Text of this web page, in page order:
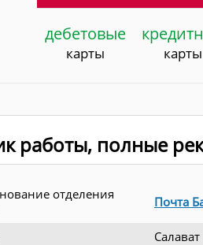
дебетовые
карты карты
работы, полные
отделения
Почта
Салават